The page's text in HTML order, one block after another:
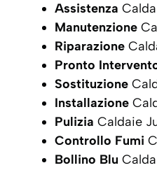
Assistenza
Manutenzione
Riparazione
Pronto
Sostituzione
Installazione
Pulizia Caldaie
Controllo Fumi
Bollino Blu